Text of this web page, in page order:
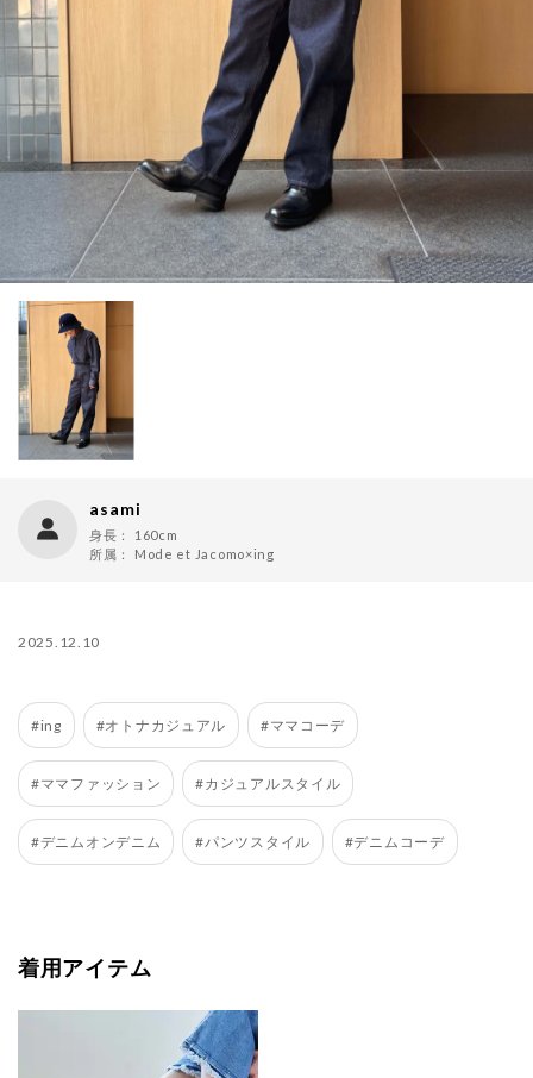
asami
身長：
160cm
所属： Mode et Jacomo×ing
2025.12.10
#ing #オトナカジュアル #ママコーデ
#ママファッション #カジュアルスタイル
#デニムオンデニム #パンツスタイル #デニムコーデ
着用アイテム